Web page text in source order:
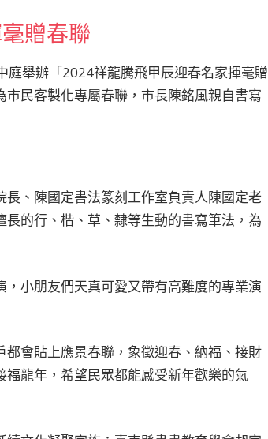
贈春聯
舉辦「2024祥龍騰飛甲辰迎春名家揮毫贈
民客製化專屬春聯，市長陳銘風親自書寫
、陳國定書法篆刻工作室負責人陳國定老
的行、楷、草、隸等生動的書寫筆法，為
小朋友們天真可愛又帶有高難度的專業演
會貼上應景春聯，象徵迎春、納福、接財
龍年，希望民眾都能感受新年歡樂的氣